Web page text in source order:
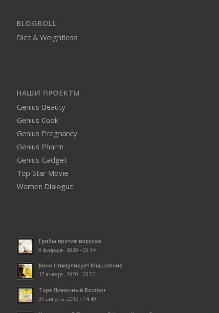
BLOGROLL
Diet & Weightloss
НАШИ ПРОЕКТЫ
Genius Beauty
Genius Cook
Genius Pregnancy
Genius Pharm
Genius Gadget
Top Star Movie
Women Dialogue
Грибы против вирусов
8 февраля, 2020 - 08:14
Вино Стимулирует Мышление
17 января, 2020 - 08:03
Торт Лимонный Восторг
30 августа, 2019 - 14:49